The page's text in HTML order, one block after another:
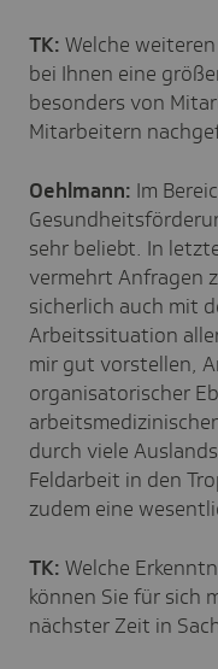
TK: Welche
bei Ihnen eine
besonders von
Mitarbeitern
Oehlmann: Im
sehr beliebt. In
vermehrt Anfragen
sicherlich auch mit
Arbeitssituation
mir gut vorstellen,
organisatorischer
durch viele
Feldarbeit in den
zudem eine
TK: Welche
können Sie für sich
nächster Zeit in